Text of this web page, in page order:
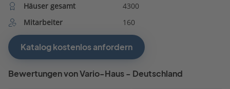
Häuser gesamt
4300
Mitarbeiter
160
Katalog kostenlos anfordern
Bewertungen von Vario-Haus - Deutschland